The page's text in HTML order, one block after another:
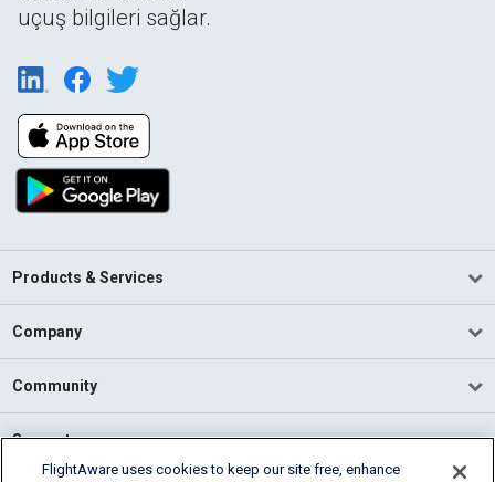
uçuş bilgileri sağlar.
Products & Services
Company
Community
Support
FlightAware uses cookies to keep our site free, enhance